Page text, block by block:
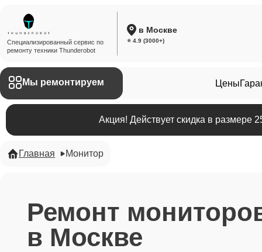
Специализированный сервис по
ремонту техники Thunderobot
в Москве
⭐ 4.9 (3000+)
Мы ремонтируем Цены
Акция! Действует скидка в
Главная Монитор
Ремонт
в Москве